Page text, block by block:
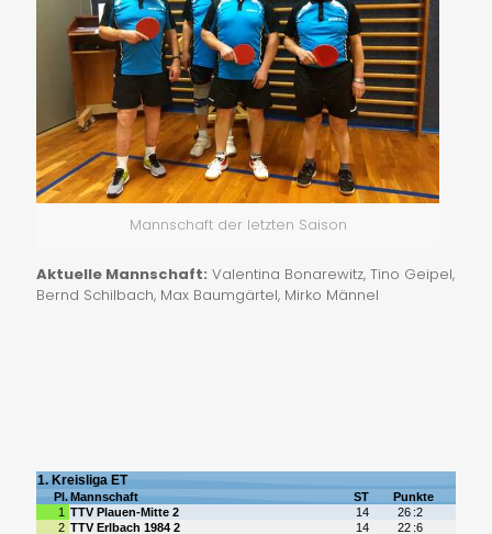
Mannschaft der letzten Saison
Aktuelle Mannschaft: Valentina Bonarewitz, Tino Geipel,
Bernd Schilbach, Max Baumgärtel, Mirko Männel